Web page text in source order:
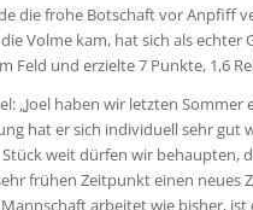
die frohe Botschaft vor Anpfiff
Volme kam, hat sich als
Feld und erzielte 7 Punkte, 1,6
„Joel haben wir letzten
hat er sich individuell sehr gut
weit dürfen wir behaupten,
frühen Zeitpunkt einen neues
arbeitet wie bisher,